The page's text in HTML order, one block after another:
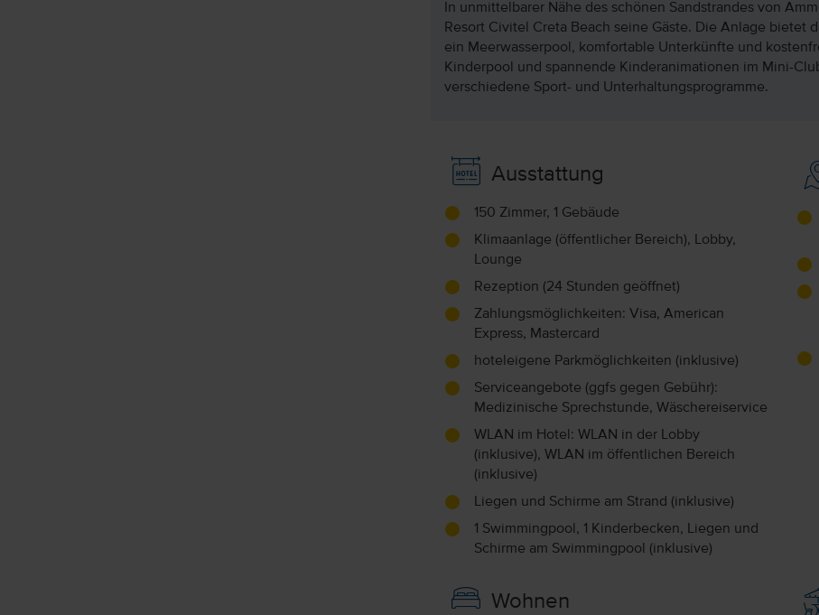
In unmittelbarer Nähe des schönen Sandstrandes von
Resort Civitel Creta Beach seine Gäste. Die Anlage bietet
ein Meerwasserpool, komfortable Unterkünfte und
Kinderpool und spannende Kinderanimationen im Mini-
verschiedene Sport- und Unterhaltungsprogramme.
Ausstattung
150 Zimmer, 1 Gebäude
Klimaanlage (öffentlicher Bereich), Lobby,
Lounge
Rezeption (24 Stunden geöffnet)
Zahlungsmöglichkeiten: Visa, American
Express, Mastercard
hoteleigene Parkmöglichkeiten (inklusive)
Serviceangebote (ggfs gegen Gebühr):
Medizinische Sprechstunde, Wäschereiservice
WLAN im Hotel: WLAN in der Lobby
(inklusive), WLAN im öffentlichen Bereich
(inklusive)
Liegen und Schirme am Strand (inklusive)
1 Swimmingpool, 1 Kinderbecken, Liegen und
Schirme am Swimmingpool (inklusive)
Wohnen